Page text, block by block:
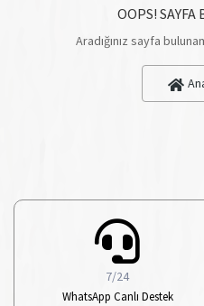
OOPS!
Aradığınız sayfa
7/24
WhatsApp Canlı Destek